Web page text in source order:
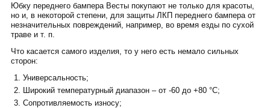
Юбку переднего бампера Весты покупают не только для красоты,
но и, в некоторой степени, для защиты ЛКП переднего бампера от
незначительных повреждений, например, во время езды по сухой
траве и т. п.
Что касается самого изделия, то у него есть немало сильных
сторон:
Универсальность;
Широкий температурный диапазон – от -60 до +80 °С;
Сопротивляемость износу;